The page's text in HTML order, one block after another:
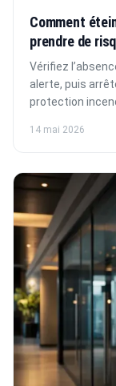
Comment
prendre de
Vérifiez
alerte, puis
protection
14 mai 2026